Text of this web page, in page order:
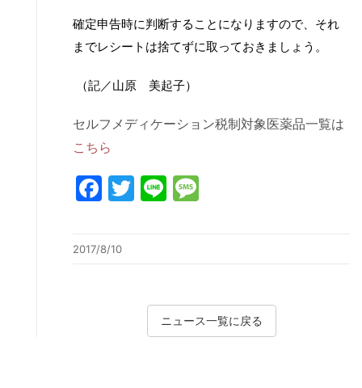
確定申告時に判断することになりますので、それ
までレシートは捨てずに取っておきましょう。
（記／山原 美起子）
セルフメディケーション税制対象医薬品一覧は
こちら
Facebook
Twitter
Line
2017/8/10
ニュース一覧に戻る